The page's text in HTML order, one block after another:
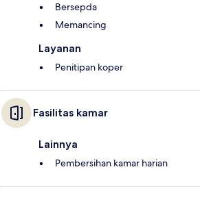
Bersepda
Memancing
Layanan
Penitipan koper
Fasilitas kamar
Lainnya
Pembersihan kamar harian